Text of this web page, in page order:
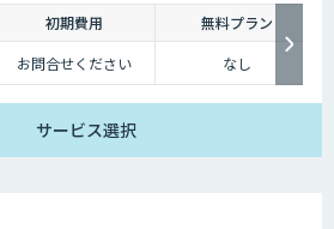
初期費用
無料プラン
お問合せください なし
サービス選択